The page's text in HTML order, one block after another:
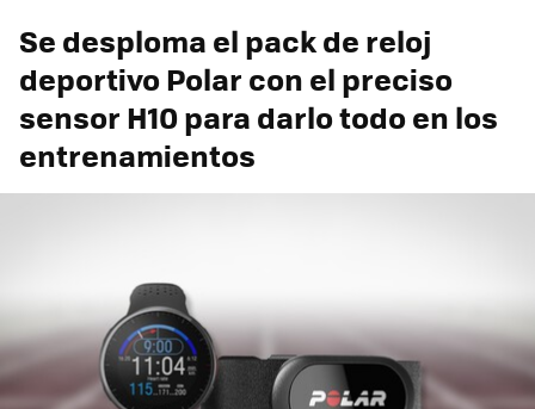
Se desploma el pack de reloj
deportivo Polar con el preciso
sensor H10 para darlo todo en los
entrenamientos